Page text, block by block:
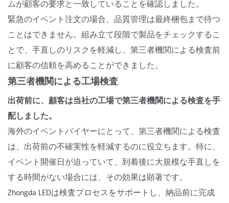
ムが顧客の要求と一致していることを確認しました。
緊急のイベント注文の場合、品質管理は最終梱包まで待つ
ことはできません。組み立て段階で製品をチェックするこ
とで、手直しのリスクを軽減し、第三者機関による検査前
に顧客の信頼を高めることができました。
第三者機関による工場検査
出荷前に、顧客は当社の工場で第三者機関による検査を手
配しました。
海外のイベントバイヤーにとって、第三者機関による検査
は、出荷前の不確実性を軽減するのに役立ちます。特に、
イベント開催日が迫っていて、到着後に大規模な手直しを
する時間がない場合には、その効果は顕著です。
Zhongda LEDは検査プロセスをサポートし、納品前に完成